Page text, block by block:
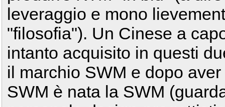
leveraggio e mono
"filosofia"). Un Cinese a
intanto acquisito in questi
il marchio SWM e dopo
SWM è nata la SWM